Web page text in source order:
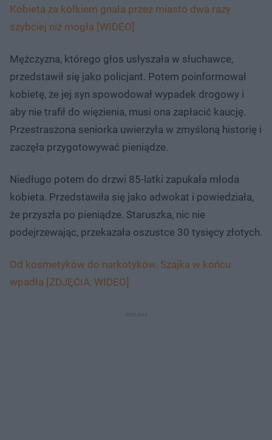
Kobieta za kółkiem gnała przez miasto dwa razy
szybciej niż mogła [WIDEO]
Mężczyzna, którego głos usłyszała w słuchawce,
przedstawił się jako policjant. Potem poinformował
kobietę, że jej syn spowodował wypadek drogowy i
aby nie trafił do więzienia, musi ona zapłacić kaucję.
Przestraszona seniorka uwierzyła w zmyśloną historię i
zaczęła przygotowywać pieniądze.
Niedługo potem do drzwi 85-latki zapukała młoda
kobieta. Przedstawiła się jako adwokat i powiedziała,
że przyszła po pieniądze. Staruszka, nic nie
podejrzewając, przekazała oszustce 30 tysięcy złotych.
Od kosmetyków do narkotyków. Szajka w końcu
wpadła [ZDJĘCIA, WIDEO]